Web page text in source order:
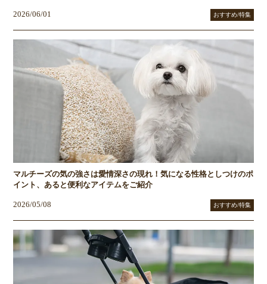
2026/06/01 おすすめ/特集
マルチーズの気の強さは愛情深さの現れ！気になる性格としつけのポ
イント、あると便利なアイテムをご紹介
2026/05/08 おすすめ/特集